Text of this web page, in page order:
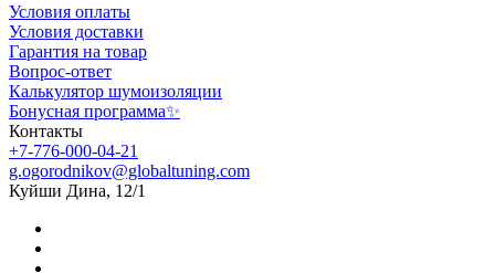
Условия оплаты
Условия доставки
Гарантия на товар
Вопрос-ответ
Калькулятор шумоизоляции
Бонусная программа✨
Контакты
+7-776-000-04-21
g.ogorodnikov@globaltuning.com
Куйши Дина, 12/1